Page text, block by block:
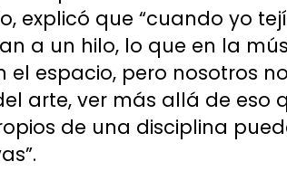
explicó que “cuando yo
a un hilo, lo que en la
el espacio, pero nosotros
arte, ver más allá de eso
de una disciplina